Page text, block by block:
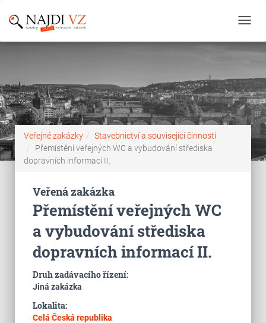
Veřejné zakázky
Stavebnictví a související činnosti
Přemístění veřejných WC a vybudování střediska
dopravních informací II.
Veřená zakázka
Přemístění veřejných WC
a vybudování střediska
dopravních informací II.
Druh zadávacího řízení:
Jiná zakázka
Lokalita:
Celá Česká republika